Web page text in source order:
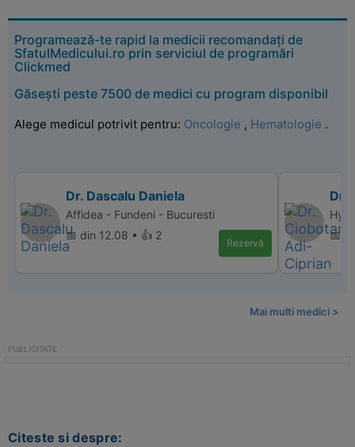
Programează-te rapid la medicii recomandați de
SfatulMedicului.ro prin serviciul de programări
Clickmed
Găsești peste 7500 de medici cu program disponibil
Alege medicul potrivit pentru: Oncologie , Hematologie .
Dr. Dascalu Daniela
Affidea - Fundeni - Bucuresti
📅 din 12.08 • 👍 2
Rezervă
Dr.
📅
Mai multi medici >
Citeste si despre: